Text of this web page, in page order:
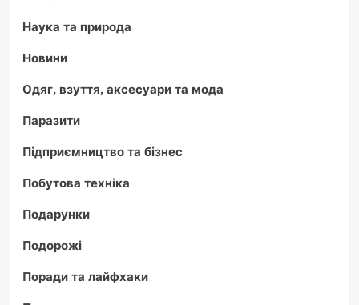
Наука та природа
Новини
Одяг, взуття, аксесуари та мода
Паразити
Підприємництво та бізнес
Побутова техніка
Подарунки
Подорожі
Поради та лайфхаки